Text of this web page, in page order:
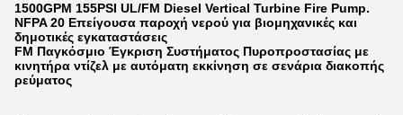
1500GPM 155PSI UL/FM Diesel Vertical Turbine Fire Pump.
NFPA 20 Επείγουσα παροχή νερού για βιομηχανικές και
δημοτικές εγκαταστάσεις
FM Παγκόσμιο Έγκριση Συστήματος Πυροπροστασίας με
κινητήρα ντίζελ με αυτόματη εκκίνηση σε σενάρια διακοπής
ρεύματος